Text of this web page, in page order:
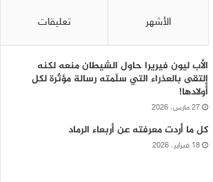
الأشهر تعليقات
الأب ليون فيريرا حاول الشيطان منعه لكنه
إلتقى بالعذراء التي سلّمته رسالة مؤثّرة لكل
أولادها!
27 مارس، 2026
كل ما أردت معرفته عن أربعاء الرماد
18 فبراير، 2026